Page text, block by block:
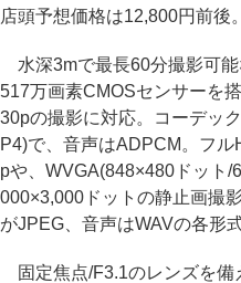
店頭予想価格は12,800円前後。
水深3mで最長60分撮影可
517万画素CMOSセンサーを
30pの撮影に対応。コーデッ
P4)で、音声はADPCM。フ
pや、WVGA(848×480ドット/
000×3,000ドットの静止画撮
がJPEG、音声はWAVの各形
固定焦点/F3.1のレンズを備